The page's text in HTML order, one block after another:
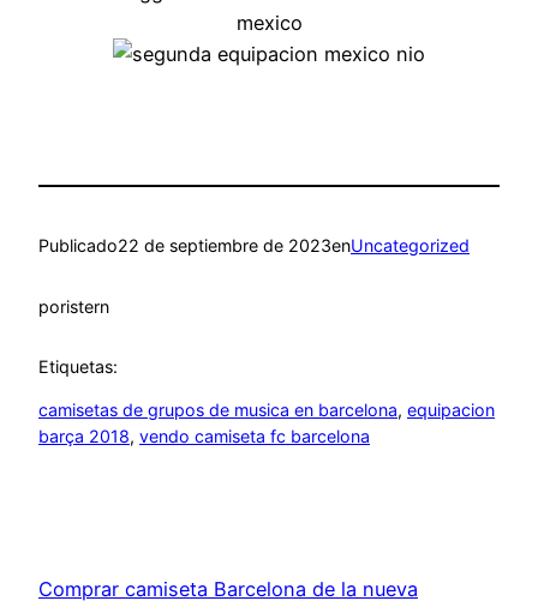
Publicado22 de septiembre de 2023enUncategorized
poristern
Etiquetas:
camisetas de grupos de musica en barcelona, equipacion
barça 2018, vendo camiseta fc barcelona
Comprar camiseta Barcelona de la nueva